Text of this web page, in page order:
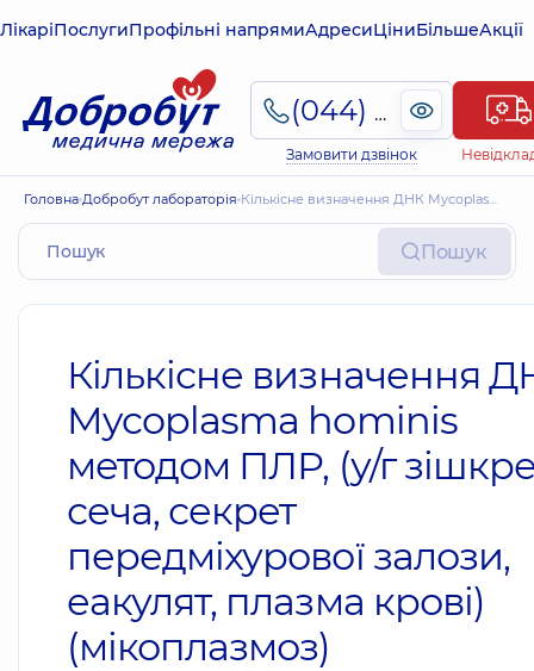
ЛікаріПослугиПрофільні напрямиАдресиЦіниБільшеАкції
(044) 495-2-888
Замовити дзвінок
Головна Добробут лабораторія Кількісне визначення ДНК Mycoplasma hominis методом ПЛР, (у/г зішкреб, сеча, секрет передміхурової залози, еакулят, плазма крові) (мікоплазмоз)
Пошук
Кількісне визначення
Mycoplasma hominis
методом ПЛР, (у/г
сеча, секрет
передміхурової залози,
еакулят, плазма крові)
(мікоплазмоз)